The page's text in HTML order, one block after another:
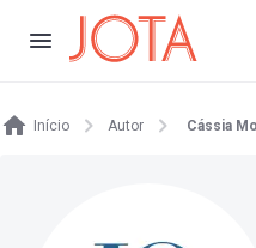
Início Autor Cássia